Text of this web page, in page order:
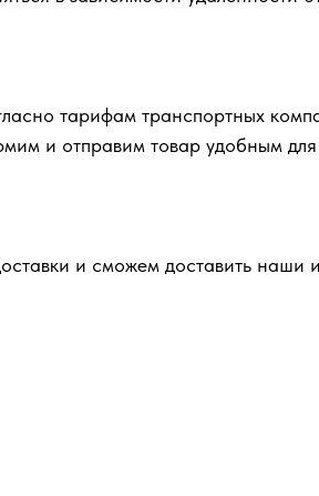
тарифам транспортных
и отправим товар удобным
и сможем доставить наши